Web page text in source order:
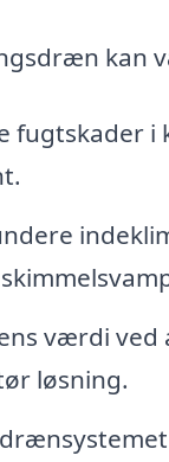
kan
fugtskader i
værdi ved
løsning.